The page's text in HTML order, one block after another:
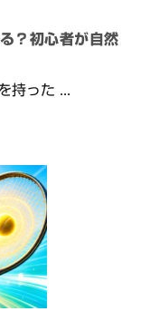
？初心者が自然
持った ...